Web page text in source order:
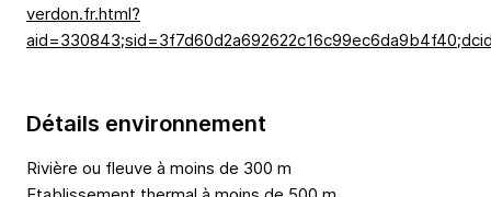
verdon.fr.html?
Détails environnement
Rivière ou fleuve à moins de 300 m